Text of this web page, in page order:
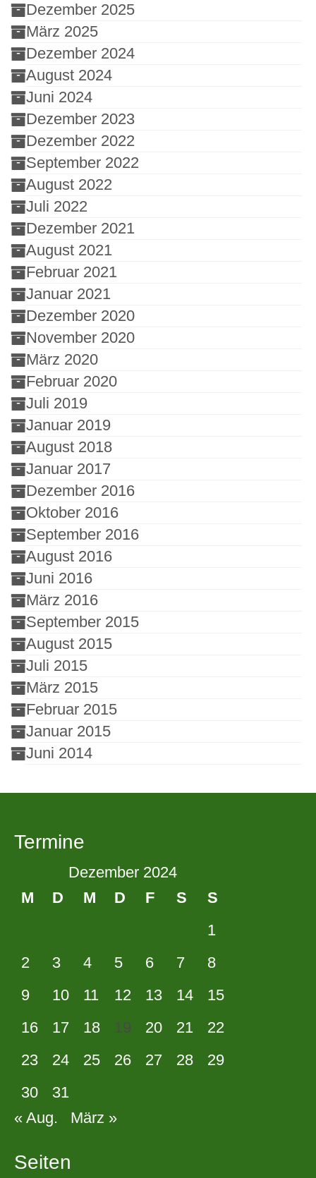
Dezember 2025
März 2025
Dezember 2024
August 2024
Juni 2024
Dezember 2023
Dezember 2022
September 2022
August 2022
Juli 2022
Dezember 2021
August 2021
Februar 2021
Januar 2021
Dezember 2020
November 2020
März 2020
Februar 2020
Juli 2019
Januar 2019
August 2018
Januar 2017
Dezember 2016
Oktober 2016
September 2016
August 2016
Juni 2016
März 2016
September 2015
August 2015
Juli 2015
März 2015
Februar 2015
Januar 2015
Juni 2014
Termine
Dezember 2024
M
D M D F S
S
1
2
3 4 5 6 7
8
9
10 11 12 13 14
15
16
17 18 19 20 21
22
23
24 25 26 27 28
29
30
31
« Aug.
März »
Seiten